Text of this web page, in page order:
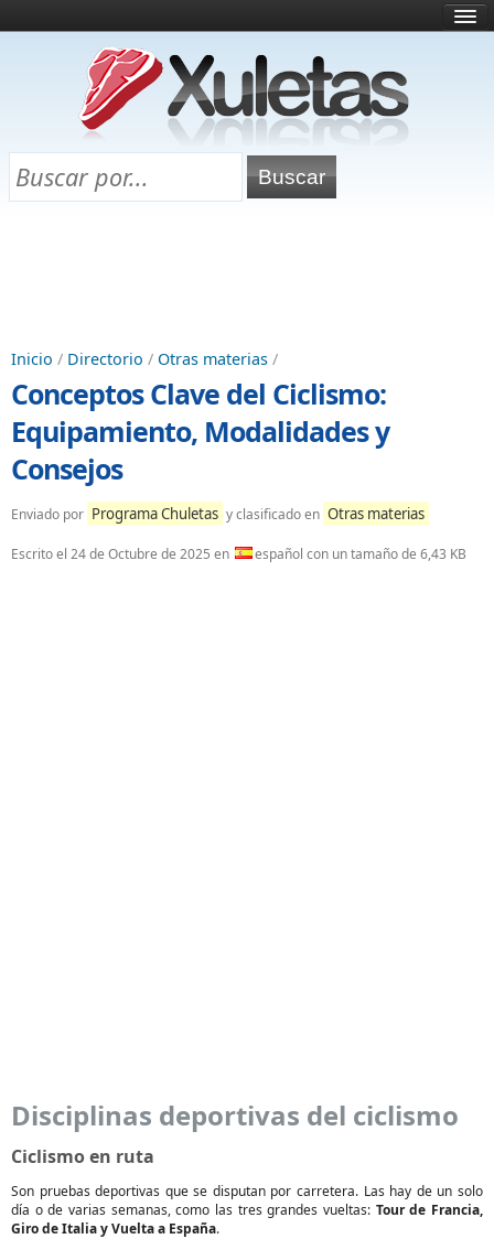
¿Qué es esto?
Directorio
Chuletas para exámenes
Inicio / Directorio / Otras materias /
Conceptos Clave del Ciclismo:
Equipamiento, Modalidades y
Consejos
Enviado por Programa Chuletas y clasificado en Otras materias
Escrito el 24 de Octubre de 2025 en español con un tamaño de 6,43 KB
Disciplinas deportivas del ciclismo
Ciclismo en ruta
Son pruebas deportivas que se disputan por carretera. Las hay de un solo
día o de varias semanas, como las tres grandes vueltas: Tour de Francia,
Giro de Italia y Vuelta a España.